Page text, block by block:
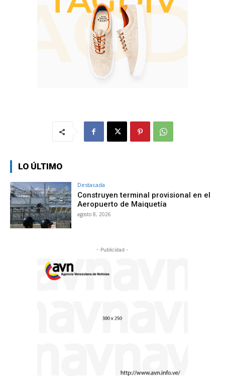
LO ÚLTIMO
Destacada
Construyen terminal provisional en el
Aeropuerto de Maiquetía
agosto 8, 2026
- Publicidad -